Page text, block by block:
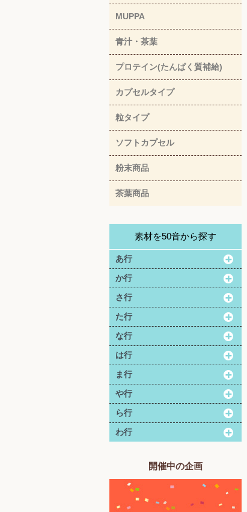
MUPPA
青汁・茶葉
プロテイン(たんぱく質補給)
カプセルタイプ
粒タイプ
ソフトカプセル
粉末商品
茶葉商品
素材を50音から探す
あ行
か行
さ行
た行
な行
は行
ま行
や行
ら行
わ行
開催中の企画